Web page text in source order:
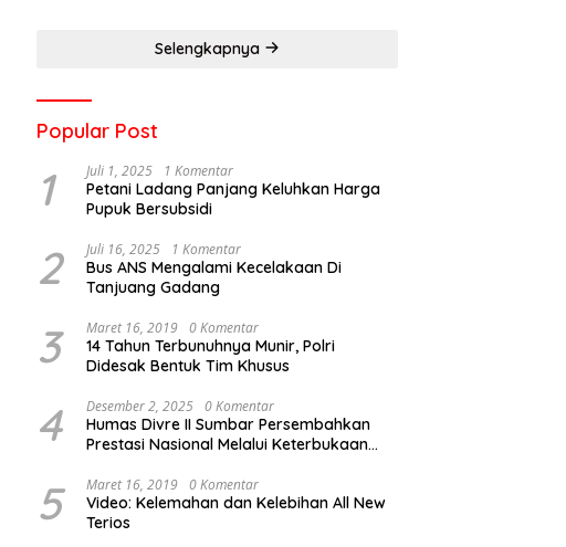
Selengkapnya
Popular Post
1 Juli 1, 2025 1 Komentar
Petani Ladang Panjang Keluhkan Harga
Pupuk Bersubsidi
2 Juli 16, 2025 1 Komentar
Bus ANS Mengalami Kecelakaan Di
Tanjuang Gadang
3 Maret 16, 2019 0 Komentar
14 Tahun Terbunuhnya Munir, Polri
Didesak Bentuk Tim Khusus
4 Desember 2, 2025 0 Komentar
Humas Divre II Sumbar Persembahkan
Prestasi Nasional Melalui Keterbukaan
5 Maret 16, 2019 0 Komentar
Video: Kelemahan dan Kelebihan All New
Terios